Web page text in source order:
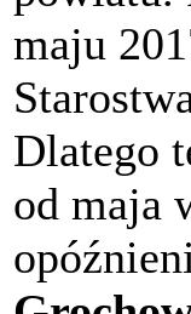
maju
Dlatego
od maja